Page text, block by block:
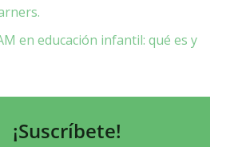
en educación infantil: qué es y
¡Suscríbete!